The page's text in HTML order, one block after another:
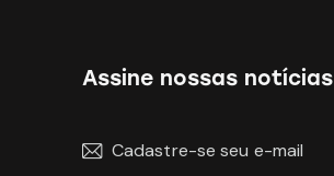
Assine nossas notícias